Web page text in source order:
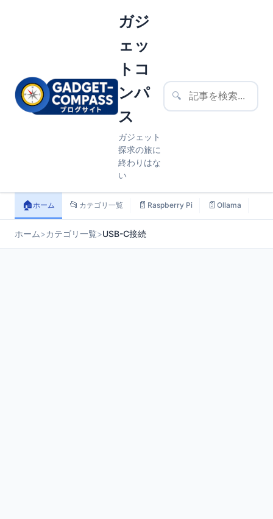
ガジ
ェッ
トコ
ンパ
ス
ガジェット
探求の旅に
終わりはな
い
🔍
🏠ホーム 📂 カテゴリ一覧 📄 Raspberry Pi 📄 Ollama
ホーム>カテゴリ一覧>USB-C接続